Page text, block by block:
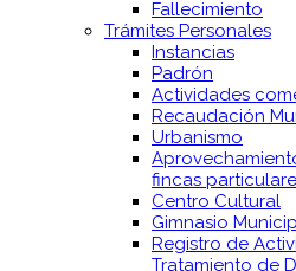
Fallecimiento
Trámites Personales
Instancias
Padrón
Actividades
Recaudación
Urbanismo
fincas
Centro Cultural
Gimnasio
Registro de
Tratamiento de